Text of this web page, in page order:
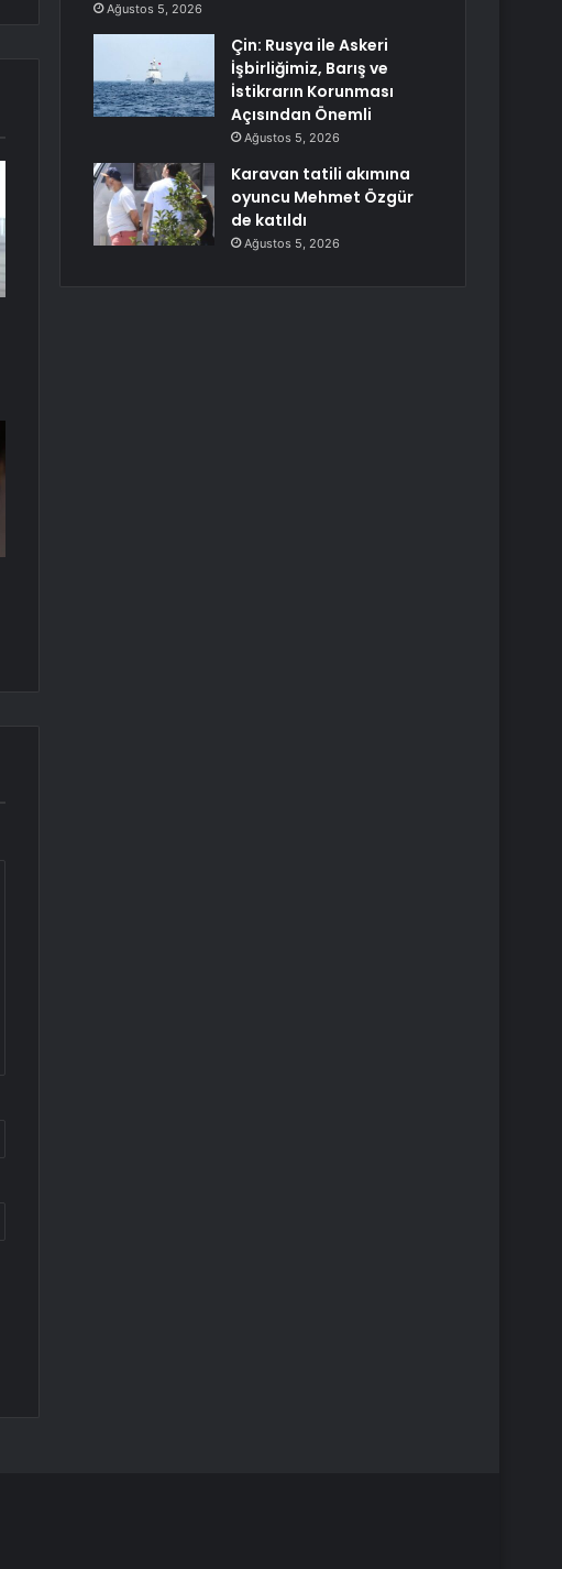
Ağustos 5, 2026
Çin: Rusya ile Askeri
İşbirliğimiz, Barış ve
İstikrarın Korunması
Açısından Önemli
Ağustos 5, 2026
Karavan tatili akımına
oyuncu Mehmet Özgür
de katıldı
Ağustos 5, 2026